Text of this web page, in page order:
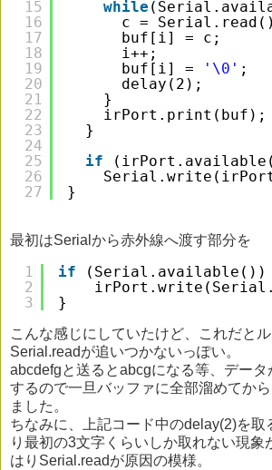
15
16
17
18
19
20
21
22
23
24
25
26
27
while
c =
buf[i] = c;
i++;
buf[i] =
'\0' ;
delay(2);
}
irPort.print(buf);
}
if
}
最初はSerialから赤外線へ渡す部分を
1
2
3
if
}
こんな感じにしていたけど、これだと
Serial.readが追いつかないっぽい。
abcdefgと送るとabcgになる等、データ
するので一旦バッファに全部溜めてか
ました。
ちなみに、上記コード中のdelay(2)を取
り最初の3文字くらいしか取れない現象
はりSerial.readが原因の模様。